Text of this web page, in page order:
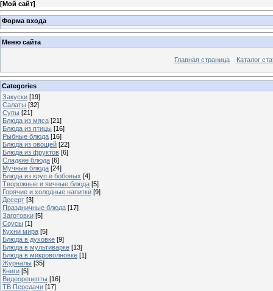
[Мой сайт]
Форма входа
Меню сайта
Главная страница Каталог
Categories
Закуски [19]
Салаты [32]
Супы [21]
Блюда из мяса [21]
Блюда из птицы [16]
Рыбные блюда [16]
Блюда из овощей [22]
Блюда из фруктов [6]
Сладкие блюда [6]
Мучные блюда [24]
Блюда из круп и бобовых [4]
Творожные и яичные блюда [5]
Горячие и холодные напитки [9]
Десерт [3]
Праздничные блюда [17]
Заготовки [5]
Соусы [1]
Кухни мира [5]
Блюда в духовке [9]
Блюда в мультиварке [13]
Блюда в микроволновке [1]
Журналы [35]
Книги [5]
Видеорецепты [16]
ТВ Передачи [17]